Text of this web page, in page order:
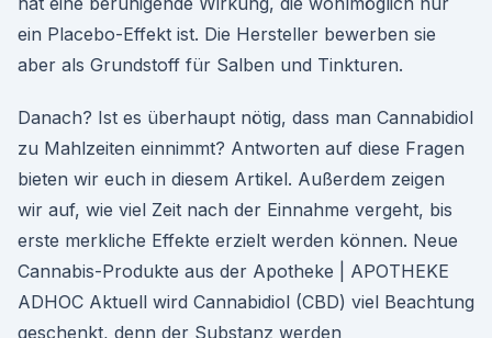
ein Placebo-Effekt ist. Die Hersteller bewerben sie
aber als Grundstoff für Salben und Tinkturen.
Danach? Ist es überhaupt nötig, dass man Cannabidiol
zu Mahlzeiten einnimmt? Antworten auf diese Fragen
bieten wir euch in diesem Artikel. Außerdem zeigen
wir auf, wie viel Zeit nach der Einnahme vergeht, bis
erste merkliche Effekte erzielt werden können. Neue
Cannabis-Produkte aus der Apotheke | APOTHEKE
ADHOC Aktuell wird Cannabidiol (CBD) viel Beachtung
geschenkt, denn der Substanz werden